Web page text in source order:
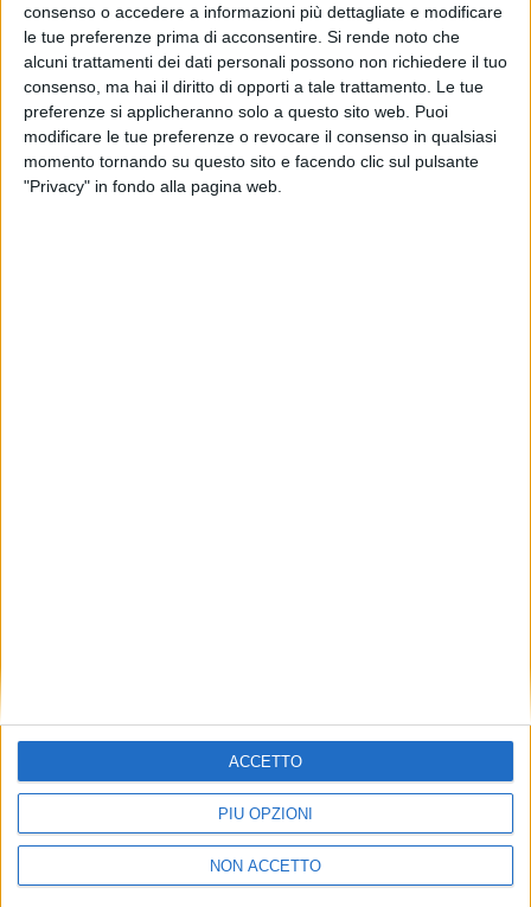
consenso o accedere a informazioni più dettagliate e modificare
le tue preferenze prima di acconsentire. Si rende noto che
alcuni trattamenti dei dati personali possono non richiedere il tuo
consenso, ma hai il diritto di opporti a tale trattamento. Le tue
preferenze si applicheranno solo a questo sito web. Puoi
modificare le tue preferenze o revocare il consenso in qualsiasi
momento tornando su questo sito e facendo clic sul pulsante
"Privacy" in fondo alla pagina web.
PIÙ OPZIONI
NON ACCETTO
ACCETTO
Traffico merci stabile nei
porti di Civitavecchia, Gaeta e
Fiumicino nel primo
trimestre 2026
LOGISTICA 11 GIUGNO 2026